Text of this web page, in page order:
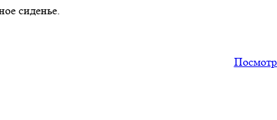
сиденье.